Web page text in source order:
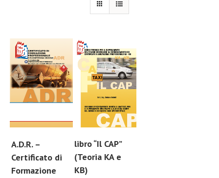
A.D.R. –
Certificato di
Formazione
libro “Il CAP”
(Teoria KA e
KB)